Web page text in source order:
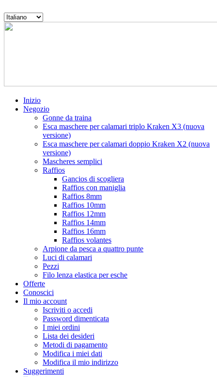
to
content
Produciamo
calamari
grossa
taglia
Scegli
una
Inizio
Negozio
Gonne da traina
Esca maschere per calamari triplo Kraken X3 (nuova
versione)
Esca maschere per calamari doppio Kraken X2 (nuova
versione)
Mascheres semplici
Raffios
Gancios di scogliera
Raffios con maniglia
Raffios 8mm
Raffios 10mm
Raffios 12mm
Raffios 14mm
Raffios 16mm
Raffios volantes
Arpione da pesca a quattro punte
Luci di calamari
Pezzi
Filo lenza elastica per esche
Offerte
Conoscici
Il mio account
Iscriviti o accedi
Password dimenticata
I miei ordini
Lista dei desideri
Metodi di pagamento
Modifica i miei dati
Modifica il mio indirizzo
Suggerimenti